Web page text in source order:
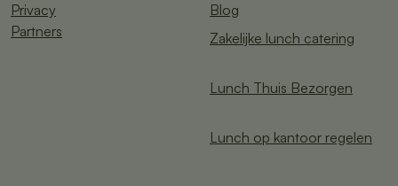
Privacy
Partners
Blog
Zakelijke lunch catering
Lunch Thuis Bezorgen
Lunch op kantoor regelen